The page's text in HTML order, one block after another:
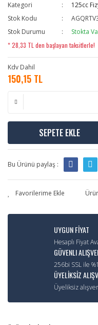
Kategori
125cc
Stok Kodu
Stok Durumu
Stokta
* 28,33 TL den başlayan taksitlerle!
Kdv Dahil
150,15 TL
SEPETE EKLE
Bu Ürünü paylaş :
UYGUN FİYAT
Hesaplı Fiyat
GÜVENLI
256bi SSL ile
ÜYELİKSİZ
Üyeliksiz